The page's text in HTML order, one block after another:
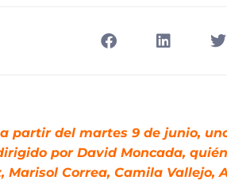
partir del martes 9 de junio,
por David Moncada,
Correa, Camila Vallejo,